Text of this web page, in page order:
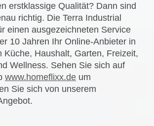
erstklassige Qualität? Dann sind
richtig. Die Terra Industrial
einen ausgezeichneten Service
10 Jahren Ihr Online-Anbieter in
Küche, Haushalt, Garten, Freizeit,
Wellness. Sehen Sie sich auf
www.homeflixx.de um
Sie sich von unserem